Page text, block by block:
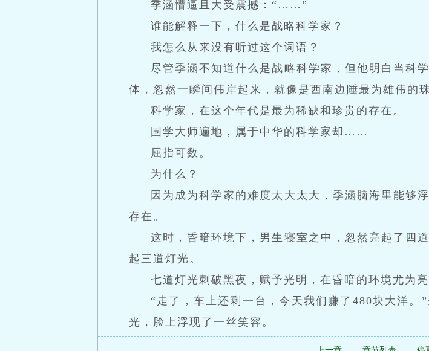
季涵懵逼且大受震撼：“……”
谁能解释一下，什么是战略科学家？
我怎么从来没有听过这个词语？
尽管季涵不知道什么是战略科学家，但他明白当科
体，忽然一瞬间伟岸起来，就像是西南边陲最为雄伟的
科学家，在这个年代是最为稀缺和珍贵的存在。
国学大师遍地，属于中华的科学家却……
屈指可数。
为什么？
因为成为科学家的难度太大太大，季涵脑海里能够
存在。
这时，昏暗环境下，男生寝室之中，忽然亮起了四
起三道灯光。
七道灯光刺破黑夜，赋予光明，在昏暗的环境尤为亮
“走了，车上还剩一台，今天我们赚了480块大洋
光，脸上浮现了一丝笑容。